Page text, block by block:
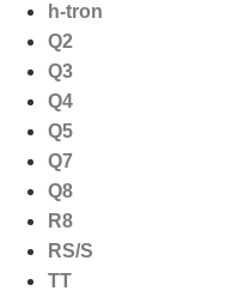
h-tron
Q2
Q3
Q4
Q5
Q7
Q8
R8
RS/S
TT